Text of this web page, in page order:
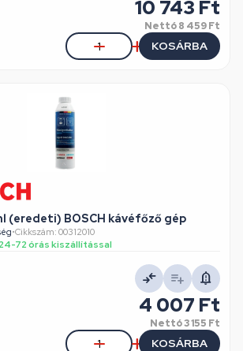
10 743 Ft
Nettó8 459 Ft
KOSÁRBA
(eredeti) BOSCH kávéfőző gép
•Cikkszám: 00312010
72 órás kiszállítással
4 007 Ft
Nettó3 155 Ft
KOSÁRBA